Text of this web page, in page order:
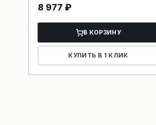
8 977 ₽
В КОРЗИНУ
КУПИТЬ В 1 КЛИК